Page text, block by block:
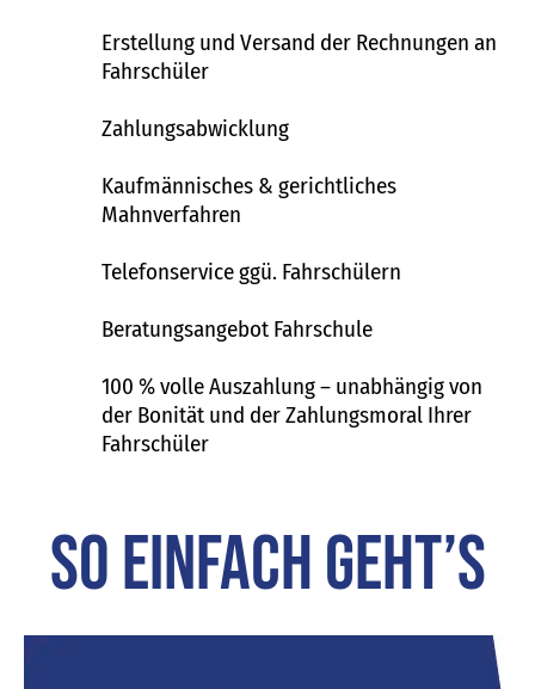
Erstellung und Versand der Rechnungen an
Fahrschüler
Zahlungsabwicklung
Kaufmännisches & gerichtliches
Mahnverfahren
Telefonservice ggü. Fahrschülern
Beratungsangebot Fahrschule
100 % volle Auszahlung – unabhängig von
der Bonität und der Zahlungsmoral Ihrer
Fahrschüler
So einfach geht’s